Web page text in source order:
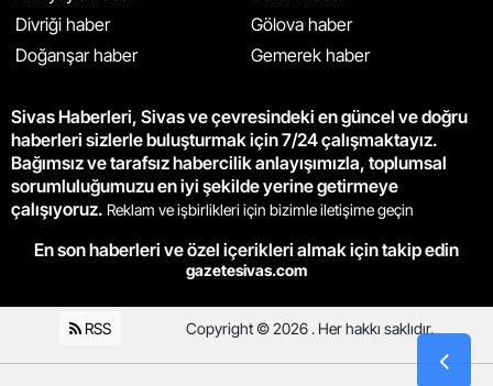
Divriği haber
Doğanşar haber
Gölova haber
Gemerek haber
Sivas Haberleri, Sivas ve çevresindeki en güncel ve doğru
haberleri sizlerle buluşturmak için 7/24 çalışmaktayız.
Bağımsız ve tarafsız habercilik anlayışımızla, toplumsal
sorumluluğumuzu en iyi şekilde yerine getirmeye
çalışıyoruz. Reklam ve işbirlikleri için bizimle iletişime geçin
En son haberleri ve özel içerikleri almak için takip edin
gazetesivas.com
RSS Copyright © 2026 . Her hakkı saklıdır.